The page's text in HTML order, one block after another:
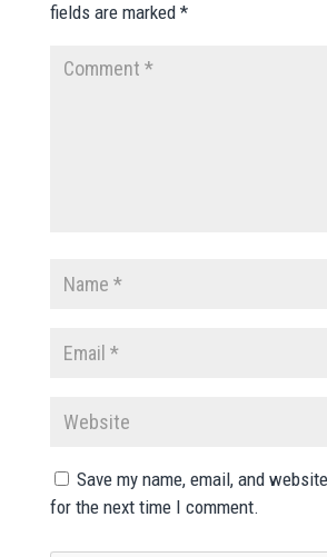
fields are marked *
Save my name, email, and
for the next time I comment.